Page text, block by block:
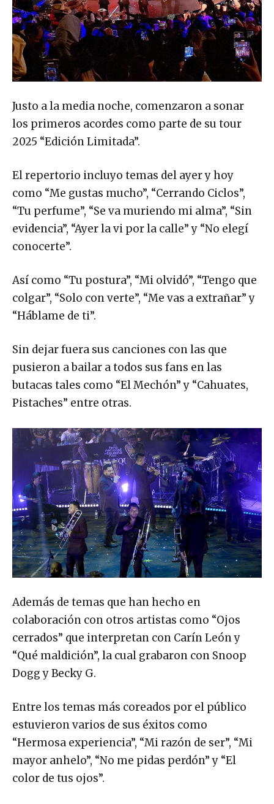
Justo a la media noche, comenzaron a sonar
los primeros acordes como parte de su tour
2025 “Edición Limitada”.
El repertorio incluyo temas del ayer y hoy
como “Me gustas mucho”, “Cerrando Ciclos”,
“Tu perfume”, “Se va muriendo mi alma”, “Sin
evidencia”, “Ayer la vi por la calle” y “No elegí
conocerte”.
Así como “Tu postura”, “Mi olvidó”, “Tengo que
colgar”, “Solo con verte”, “Me vas a extrañar” y
“Háblame de ti”.
Sin dejar fuera sus canciones con las que
pusieron a bailar a todos sus fans en las
butacas tales como “El Mechón” y “Cahuates,
Pistaches” entre otras.
Además de temas que han hecho en
colaboración con otros artistas como “Ojos
cerrados” que interpretan con Carín León y
“Qué maldición”, la cual grabaron con Snoop
Dogg y Becky G.
Entre los temas más coreados por el público
estuvieron varios de sus éxitos como
“Hermosa experiencia”, “Mi razón de ser”, “Mi
mayor anhelo”, “No me pidas perdón” y “El
color de tus ojos”.